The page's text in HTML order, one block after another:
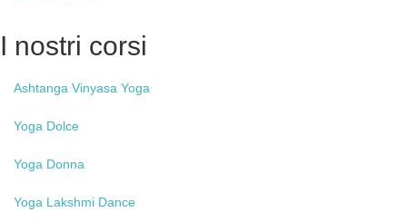
I nostri corsi
Ashtanga Vinyasa Yoga
Yoga Dolce
Yoga Donna
Yoga Lakshmi Dance